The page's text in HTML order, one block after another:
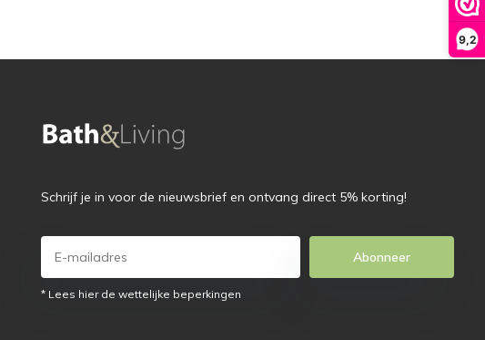
9,2
Schrijf je in voor de nieuwsbrief en ontvang direct 5% korting!
Abonneer
* Lees hier de wettelijke beperkingen